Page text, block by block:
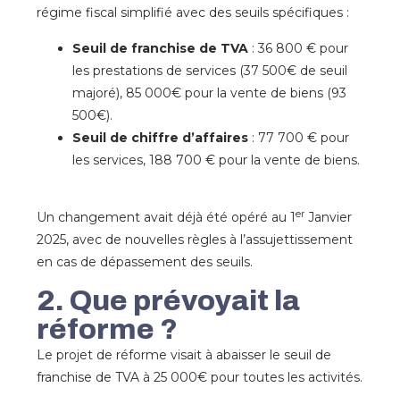
régime fiscal simplifié avec des seuils spécifiques :
Seuil de franchise de TVA : 36 800 € pour
les prestations de services (37 500€ de seuil
majoré), 85 000€ pour la vente de biens (93
500€).
Seuil de chiffre d’affaires : 77 700 € pour
les services, 188 700 € pour la vente de biens.
Un changement avait déjà été opéré au 1er Janvier
2025, avec de nouvelles règles à l’assujettissement
en cas de dépassement des seuils.
2. Que prévoyait la
réforme ?
Le projet de réforme visait à abaisser le seuil de
franchise de TVA à 25 000€ pour toutes les activités.